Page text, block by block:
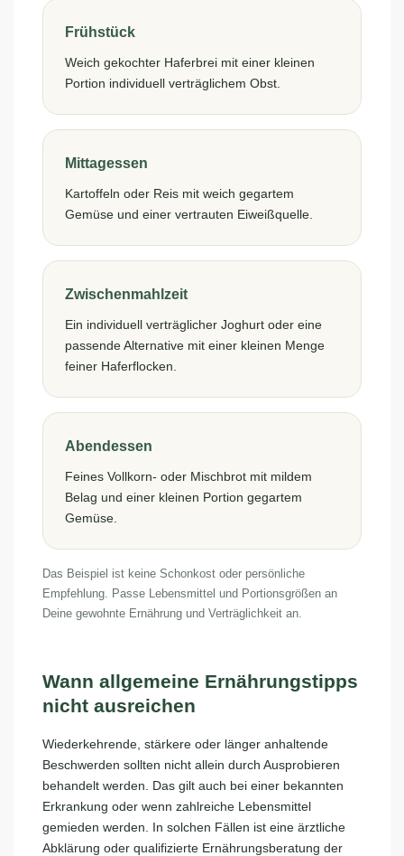
Frühstück
Weich gekochter Haferbrei mit einer kleinen
Portion individuell verträglichem Obst.
Mittagessen
Kartoffeln oder Reis mit weich gegartem
Gemüse und einer vertrauten Eiweißquelle.
Zwischenmahlzeit
Ein individuell verträglicher Joghurt oder eine
passende Alternative mit einer kleinen Menge
feiner Haferflocken.
Abendessen
Feines Vollkorn- oder Mischbrot mit mildem
Belag und einer kleinen Portion gegartem
Gemüse.
Das Beispiel ist keine Schonkost oder persönliche
Empfehlung. Passe Lebensmittel und Portionsgrößen an
Deine gewohnte Ernährung und Verträglichkeit an.
Wann allgemeine Ernährungstipps
nicht ausreichen
Wiederkehrende, stärkere oder länger anhaltende
Beschwerden sollten nicht allein durch Ausprobieren
behandelt werden. Das gilt auch bei einer bekannten
Erkrankung oder wenn zahlreiche Lebensmittel
gemieden werden. In solchen Fällen ist eine ärztliche
Abklärung oder qualifizierte Ernährungsberatung der